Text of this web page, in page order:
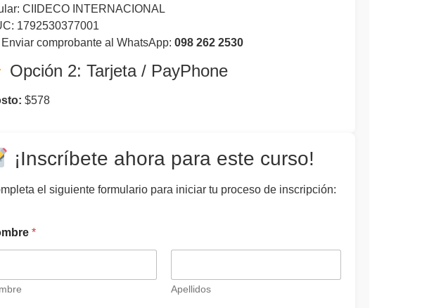
CIIDECO INTERNACIONAL
1792530377001
Enviar comprobante al WhatsApp:098 262 2530
Opción 2: Tarjeta / PayPhone
$578
¡Inscríbete ahora para este curso!
el siguiente formulario para iniciar tu proceso de inscripción:
*
Apellidos